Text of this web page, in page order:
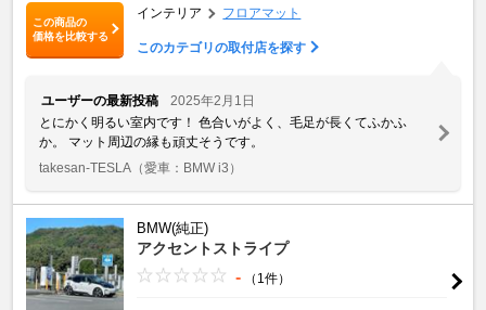
この商品の
価格を比較する
インテリア フロアマット
このカテゴリの取付店を探す
ユーザーの最新投稿
2025年2月1日
とにかく明るい室内です！ 色合いがよく、毛足が長くてふかふ
か。 マット周辺の縁も頑丈そうです。
takesan-TESLA （愛車：BMW i3）
BMW(純正)
アクセントストライプ
- （1件）